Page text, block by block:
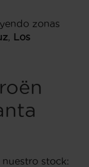
zonas
Los
stock: